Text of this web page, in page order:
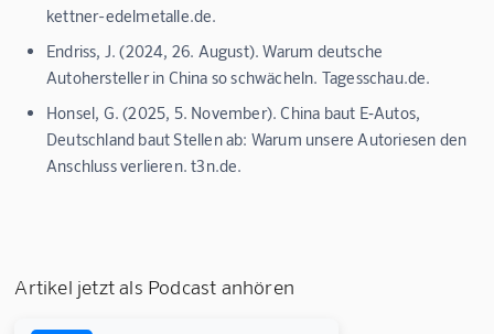
kettner-edelmetalle.de.
Endriss, J. (2024, 26. August). Warum deutsche
Autohersteller in China so schwächeln. Tagesschau.de.
Honsel, G. (2025, 5. November). China baut E‑Autos,
Deutschland baut Stellen ab: Warum unsere Autoriesen den
Anschluss verlieren. t3n.de.
Artikel jetzt als Podcast anhören